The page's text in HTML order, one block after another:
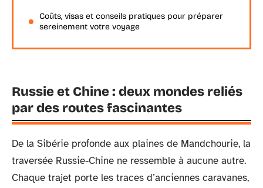
Coûts, visas et conseils pratiques pour préparer
sereinement votre voyage
Russie et Chine : deux mondes reliés
par des routes fascinantes
De la Sibérie profonde aux plaines de Mandchourie, la
traversée Russie-Chine ne ressemble à aucune autre.
Chaque trajet porte les traces d’anciennes caravanes,